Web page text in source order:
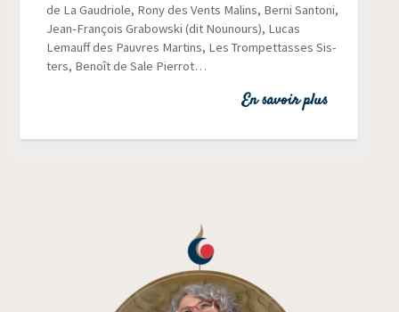
de La Gau­driole, Rony des Vents Malins, Ber­ni San­to­ni,
Jean-Fran­çois Gra­bows­ki (dit Nou­nours), Lucas
Lemauff des Pauvres Mar­tins, Les Trom­pet­tasses Sis­
ters, Benoît de Sale Pierrot…
En savoir plus